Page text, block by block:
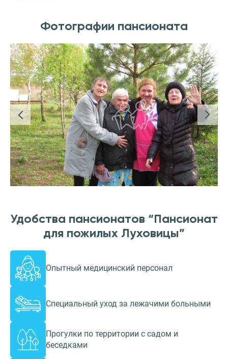
Фотографии пансионата
Удобства пансионатов “Пансионат
для пожилых Луховицы”
Опытный медицинский персонал
Специальный уход за лежачими больными
Прогулки по территории с садом и
беседками